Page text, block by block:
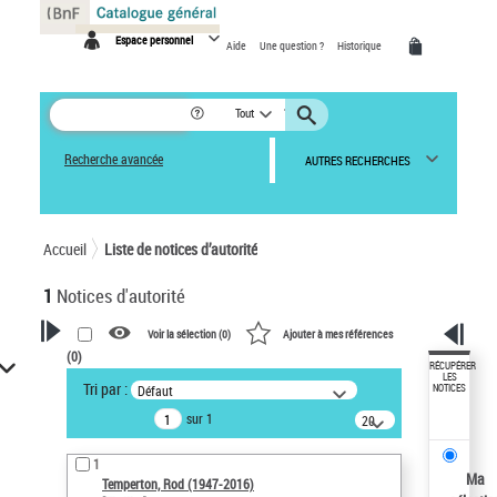
Espace personnel Aide Une question ? Historique
Tout
Recherche avancée AUTRES RECHERCHES
Accueil Liste de notices d’autorité
1 Notices d'autorité
VOTRE RECHERCHE
Recherche avancée dans les
notices d’autorité
Œuvres liées à l'auteur :
Temperton, Rod (1947-2016)
Voir la sélection (0) Ajouter à mes références
(0)
Tri par : Défaut
sur 1
20
résultats/page
1
Temperton, Rod (1947-2016)
RÉCUPÉRER
LES
NOTICES
Ma
Panneau de gestion des cookies